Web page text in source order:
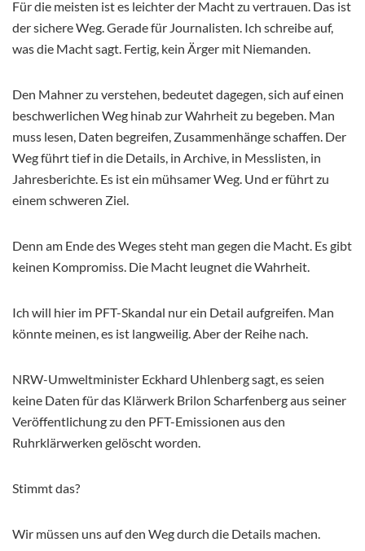
Für die meisten ist es leichter der Macht zu vertrauen. Das ist
der sichere Weg. Gerade für Journalisten. Ich schreibe auf,
was die Macht sagt. Fertig, kein Ärger mit Niemanden.
Den Mahner zu verstehen, bedeutet dagegen, sich auf einen
beschwerlichen Weg hinab zur Wahrheit zu begeben. Man
muss lesen, Daten begreifen, Zusammenhänge schaffen. Der
Weg führt tief in die Details, in Archive, in Messlisten, in
Jahresberichte. Es ist ein mühsamer Weg. Und er führt zu
einem schweren Ziel.
Denn am Ende des Weges steht man gegen die Macht. Es gibt
keinen Kompromiss. Die Macht leugnet die Wahrheit.
Ich will hier im PFT-Skandal nur ein Detail aufgreifen. Man
könnte meinen, es ist langweilig. Aber der Reihe nach.
NRW-Umweltminister Eckhard Uhlenberg sagt, es seien
keine Daten für das Klärwerk Brilon Scharfenberg aus seiner
Veröffentlichung zu den PFT-Emissionen aus den
Ruhrklärwerken gelöscht worden.
Stimmt das?
Wir müssen uns auf den Weg durch die Details machen.